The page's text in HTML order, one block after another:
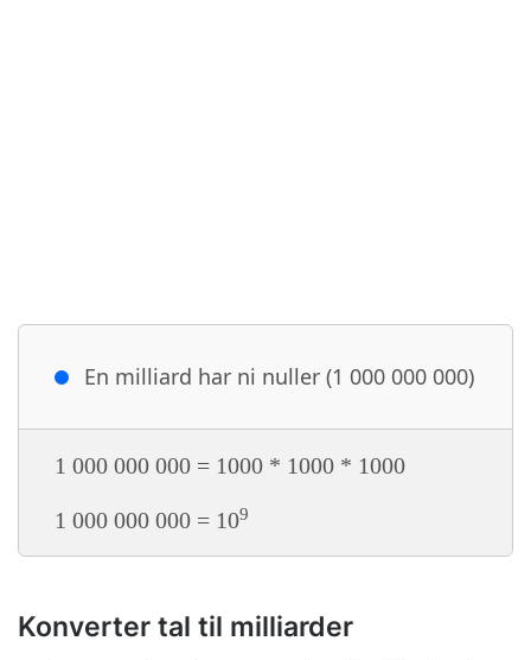
En milliard har ni nuller (1 000 000 000)
1 000 000 000 = 1000 * 1000 * 1000
1 000 000 000 = 109
Konverter tal til milliarder